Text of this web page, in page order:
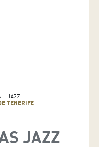
JAZZ
TENERIFE
JAZZ